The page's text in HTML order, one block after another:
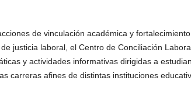
de vinculación académica y
justicia laboral, el Centro de Conciliación
y actividades informativas dirigidas a
carreras afines de distintas instituciones